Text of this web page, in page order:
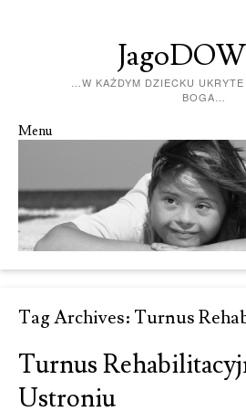
…W KAŻDYM DZIECKU
BOGA…
Menu
Tag Archives: Turnus
Turnus
Ustroniu